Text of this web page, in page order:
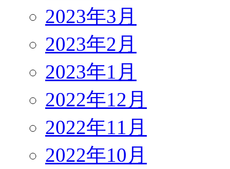
2023年3月
2023年2月
2023年1月
2022年12月
2022年11月
2022年10月